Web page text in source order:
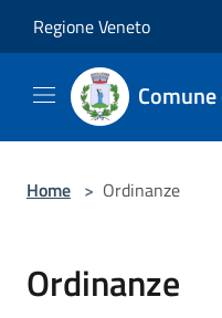
Regione Veneto
Home > Ordinanze
Ordinanze